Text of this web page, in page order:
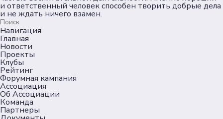
и ответственный человек способен творить добрые дела
и не ждать ничего взамен.
Навигация
Главная
Новости
Проекты
Клубы
Рейтинг
Форумная кампания
Ассоциация
Об Ассоциации
Команда
Партнеры